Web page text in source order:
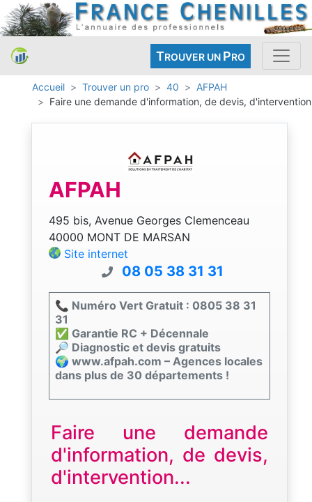
TROUVER UN PRO
Accueil Trouver un pro 40
AFPAH
Faire une demande d'information, de devis, d'intervention
AFPAH
495 bis, Avenue Georges Clemenceau
40000 MONT DE MARSAN
Site internet
08 05 38 31 31
📞 Numéro Vert Gratuit : 0805 38 31
31
✅ Garantie RC + Décennale
🔎 Diagnostic et devis gratuits
🌍 www.afpah.com – Agences locales
dans plus de 30 départements !
Faire une demande
d'information, de devis,
d'intervention...